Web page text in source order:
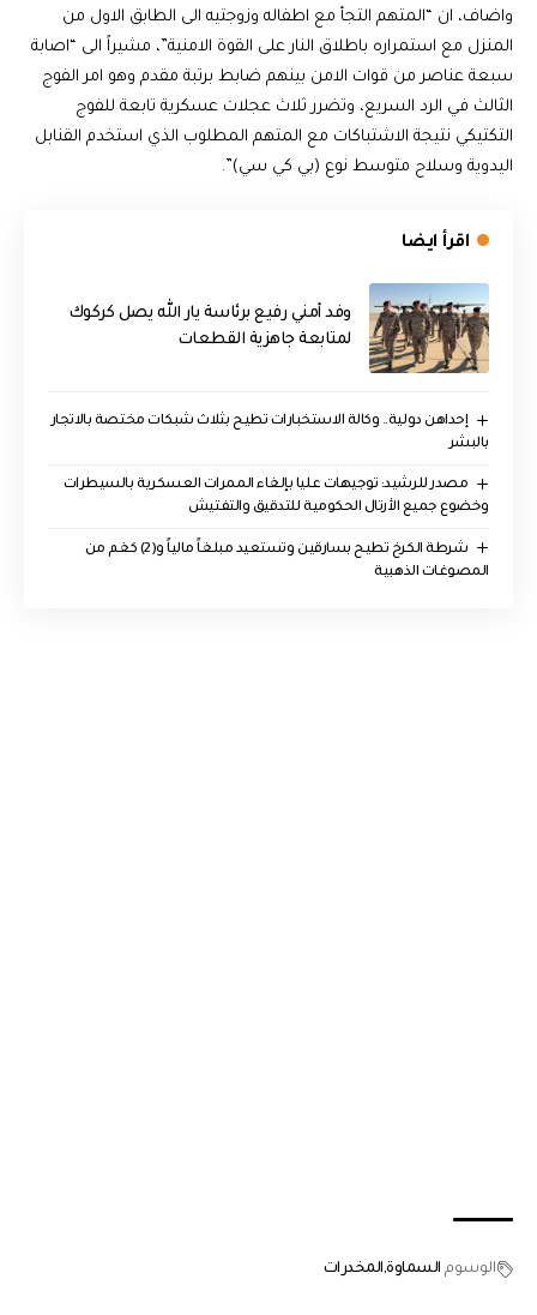
واضاف، ان “المتهم التجأ مع اطفاله وزوجتيه الى الطابق الاول من
المنزل مع استمراره باطلاق النار على القوة الامنية”، مشيراً الى “اصابة
سبعة عناصر من قوات الامن بينهم ضابط برتبة مقدم وهو امر الفوج
الثالث في الرد السريع، وتضرر ثلاث عجلات عسكرية تابعة للفوج
التكتيكي نتيجة الاشتباكات مع المتهم المطلوب الذي استخدم القنابل
اليدوية وسلاح متوسط نوع (بي كي سي)”.
اقرأ ايضا
وفد أمني رفيع برئاسة يار الله يصل كركوك
لمتابعة جاهزية القطعات
إحداهن دولية.. وكالة الاستخبارات تطيح بثلاث شبكات مختصة بالاتجار
بالبشر
مصدر للرشيد: توجيهات عليا بإلغاء الممرات العسكرية بالسيطرات
وخضوع جميع الأرتال الحكومية للتدقيق والتفتيش
شرطة الكرخ تطيح بسارقين وتستعيد مبلغاً مالياً و(2) كغم من
المصوغات الذهبية
الوسوم السماوة المخدرات